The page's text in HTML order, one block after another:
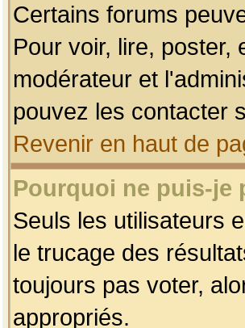
Certains forums
Pour voir, lire, poster,
modérateur et
pouvez les contacter
Revenir en haut de
Pourquoi ne puis-je
Seuls les utilisateurs
le trucage des
toujours pas voter,
appropriés.